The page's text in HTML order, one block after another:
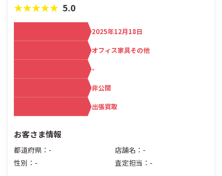
★★★★★ 5.0
2025年12月18日
オフィス家具その他
-
非公開
出張買取
お客さま情報
都道府県：-
店舗名：-
性別：-
査定担当：-